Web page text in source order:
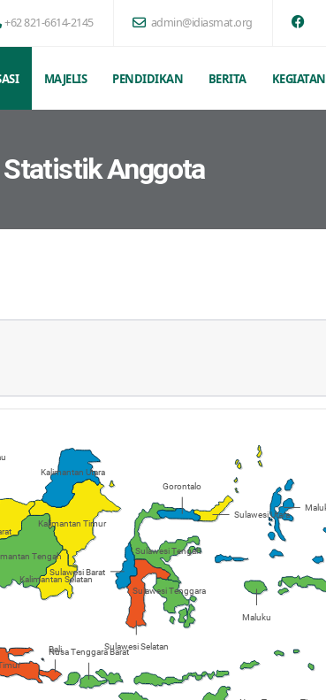
+62 821-6614-2145 admin@idiasmat.org
MAJELIS PENDIDIKAN BERITA KEGIATAN
Statistik Anggota